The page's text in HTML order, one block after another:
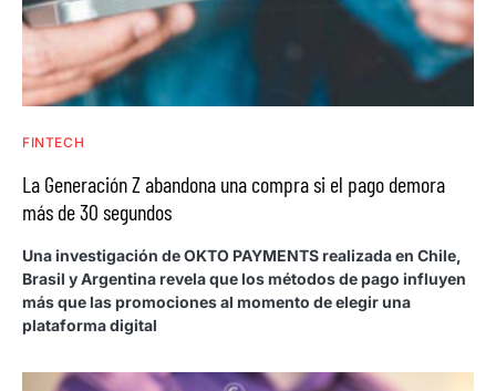
FINTECH
La Generación Z abandona una compra si el pago demora
más de 30 segundos
Una investigación de OKTO PAYMENTS realizada en Chile,
Brasil y Argentina revela que los métodos de pago influyen
más que las promociones al momento de elegir una
plataforma digital